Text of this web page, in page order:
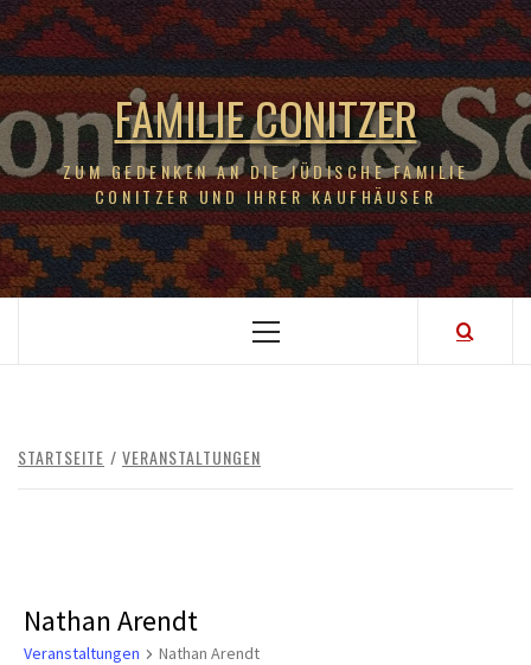
FAMILIE CONITZER
ZUM GEDENKEN AN DIE JÜDISCHE FAMILIE
CONITZER UND IHRER KAUFHÄUSER
STARTSEITE VERANSTALTUNGEN
Nathan Arendt
Veranstaltungen Nathan Arendt